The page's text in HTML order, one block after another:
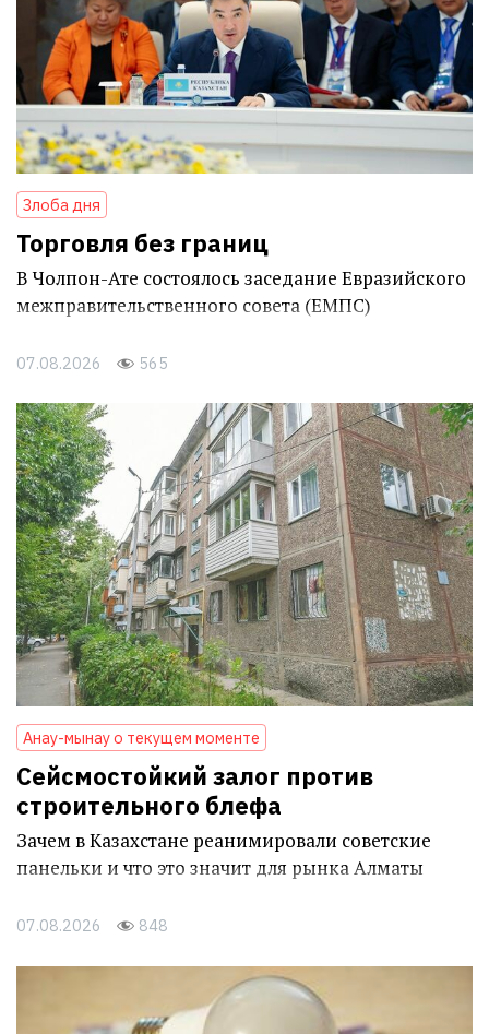
Злоба дня
Торговля без границ
В Чолпон-Ате состоялось заседание Евразийского
межправительственного совета (ЕМПС)
07.08.2026 565
Анау-мынау о текущем моменте
Сейсмостойкий залог против
строительного блефа
Зачем в Казахстане реанимировали советские
панельки и что это значит для рынка Алматы
07.08.2026 848